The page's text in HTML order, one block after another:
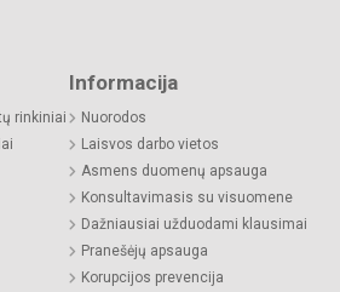
rinkiniai
Informacija
Nuorodos
Laisvos darbo vietos
Asmens duomenų apsauga
Konsultavimasis su visuomene
Dažniausiai užduodami klausimai
Pranešėjų apsauga
Korupcijos prevencija